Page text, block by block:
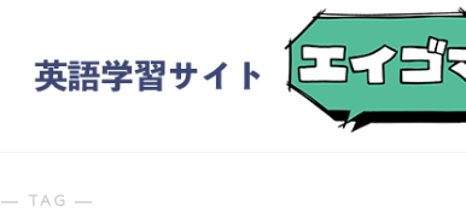
― TAG ―